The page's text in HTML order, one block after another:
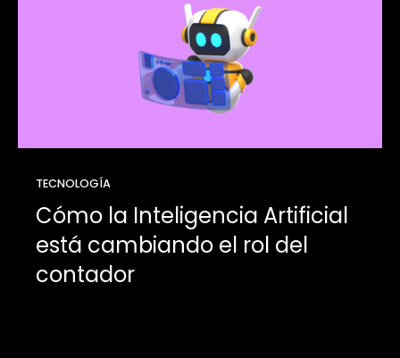
TECNOLOGÍA
Cómo la Inteligencia Artificial
está cambiando el rol del
contador